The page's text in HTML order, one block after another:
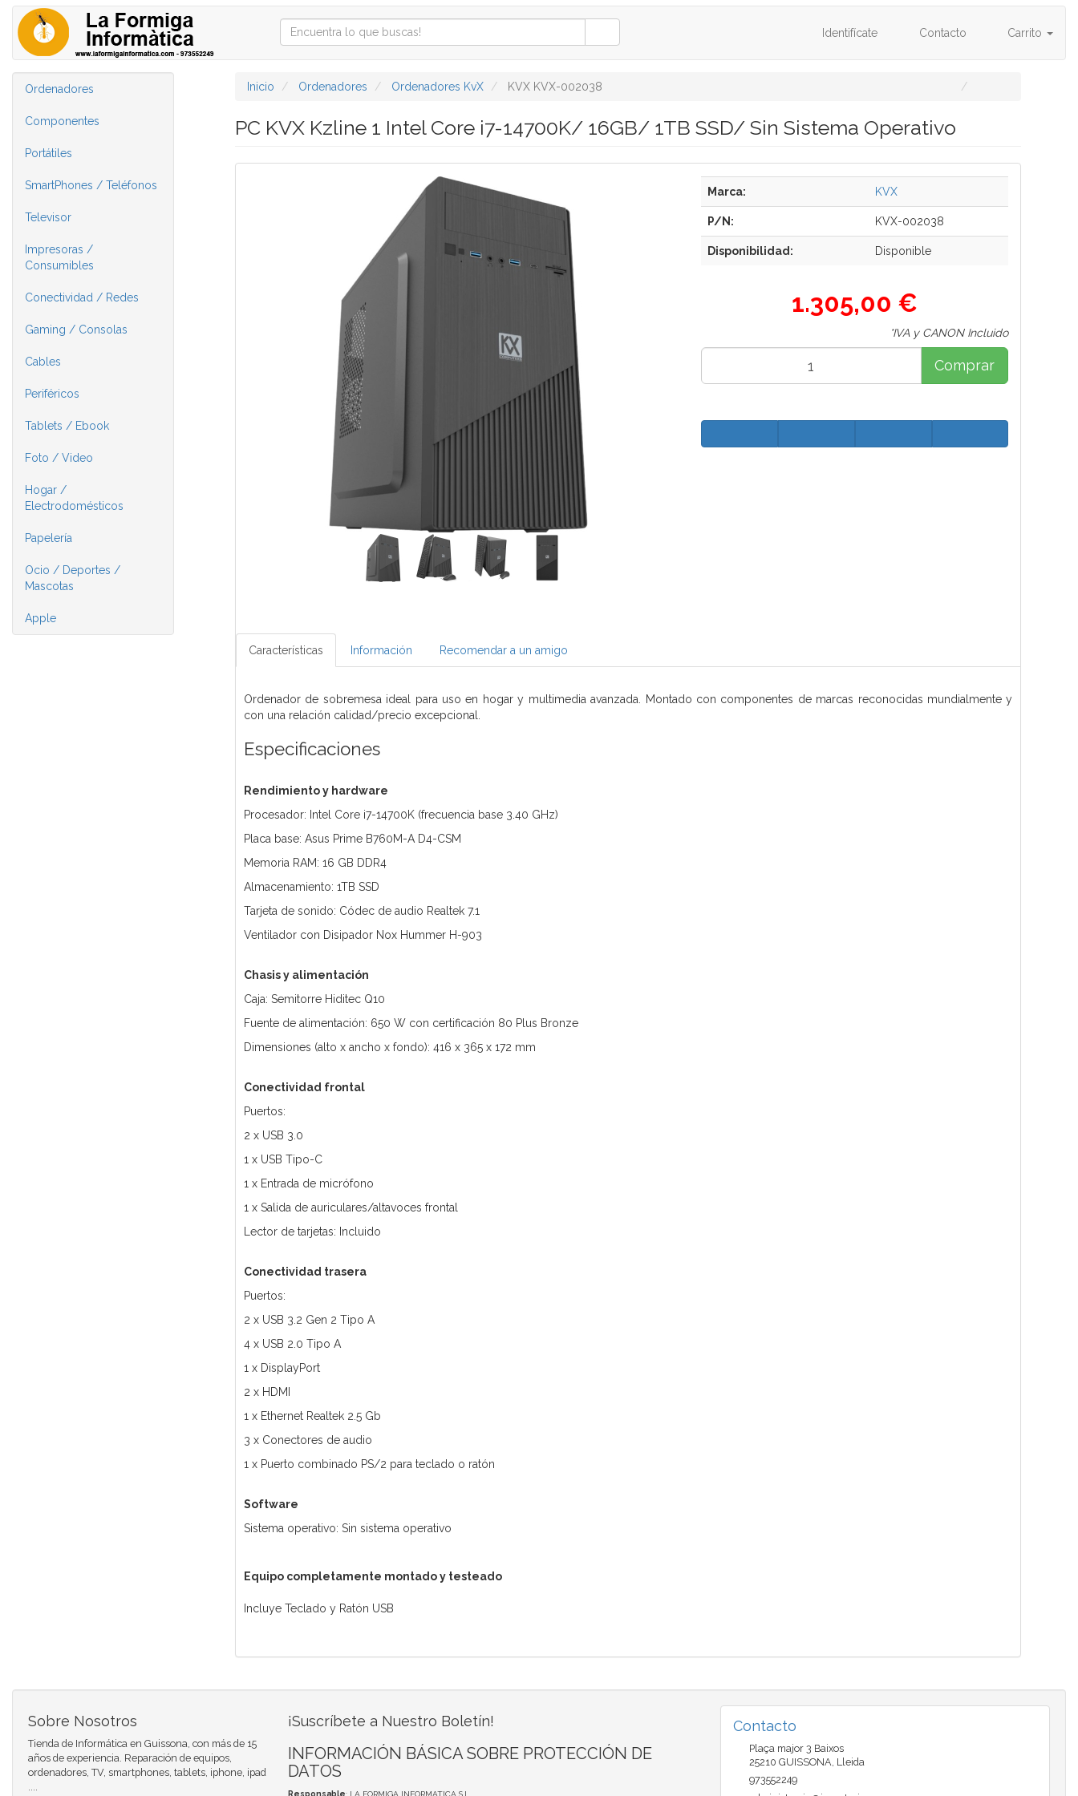
Identifícate Contacto Carrito
Ordenadores
Componentes
Portátiles
SmartPhones / Teléfonos
Televisor
Impresoras /
Consumibles
Conectividad / Redes
Gaming / Consolas
Cables
Periféricos
Tablets / Ebook
Foto / Video
Hogar /
Electrodomésticos
Papelería
Ocio / Deportes /
Mascotas
Apple
Inicio Ordenadores Ordenadores KvX KVX KVX-002038
PC KVX Kzline 1 Intel Core i7-14700K/ 16GB/ 1TB SSD/ Sin Sistema Operativo
Marca: KVX
P/N: KVX-002038
Disponibilidad: Disponible
1.305,00 €
*IVA y CANON Incluido
Comprar
Características Información Recomendar a un amigo
Ordenador de sobremesa ideal para uso en hogar y multimedia avanzada. Montado con componentes de marcas reconocidas mundialmente y
con una relación calidad/precio excepcional.
Especificaciones
Rendimiento y hardware
Procesador: Intel Core i7-14700K (frecuencia base 3.40 GHz)
Placa base: Asus Prime B760M-A D4-CSM
Memoria RAM: 16 GB DDR4
Almacenamiento: 1TB SSD
Tarjeta de sonido: Códec de audio Realtek 7.1
Ventilador con Disipador Nox Hummer H-903
Chasis y alimentación
Caja: Semitorre Hiditec Q10
Fuente de alimentación: 650 W con certificación 80 Plus Bronze
Dimensiones (alto x ancho x fondo): 416 x 365 x 172 mm
Conectividad frontal
Puertos:
2 x USB 3.0
1 x USB Tipo-C
1 x Entrada de micrófono
1 x Salida de auriculares/altavoces frontal
Lector de tarjetas: Incluido
Conectividad trasera
Puertos:
2 x USB 3.2 Gen 2 Tipo A
4 x USB 2.0 Tipo A
1 x DisplayPort
2 x HDMI
1 x Ethernet Realtek 2.5 Gb
3 x Conectores de audio
1 x Puerto combinado PS/2 para teclado o ratón
Software
Sistema operativo: Sin sistema operativo
Equipo completamente montado y testeado
Incluye Teclado y Ratón USB
Sobre Nosotros
Tienda de Informática en Guissona, con más de 15
años de experiencia. Reparación de equipos,
ordenadores, TV, smartphones, tablets, iphone, ipad
....
¡Suscríbete a Nuestro Boletín!
INFORMACIÓN BÁSICA SOBRE PROTECCIÓN DE
DATOS
Contacto
Plaça major 3 Baixos
25210 GUISSONA, Lleida
973552249